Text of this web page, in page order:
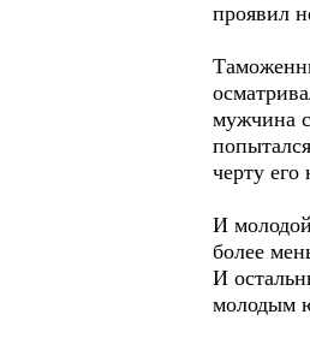
проявил
мужчина
черту его
И
более
И
молодым